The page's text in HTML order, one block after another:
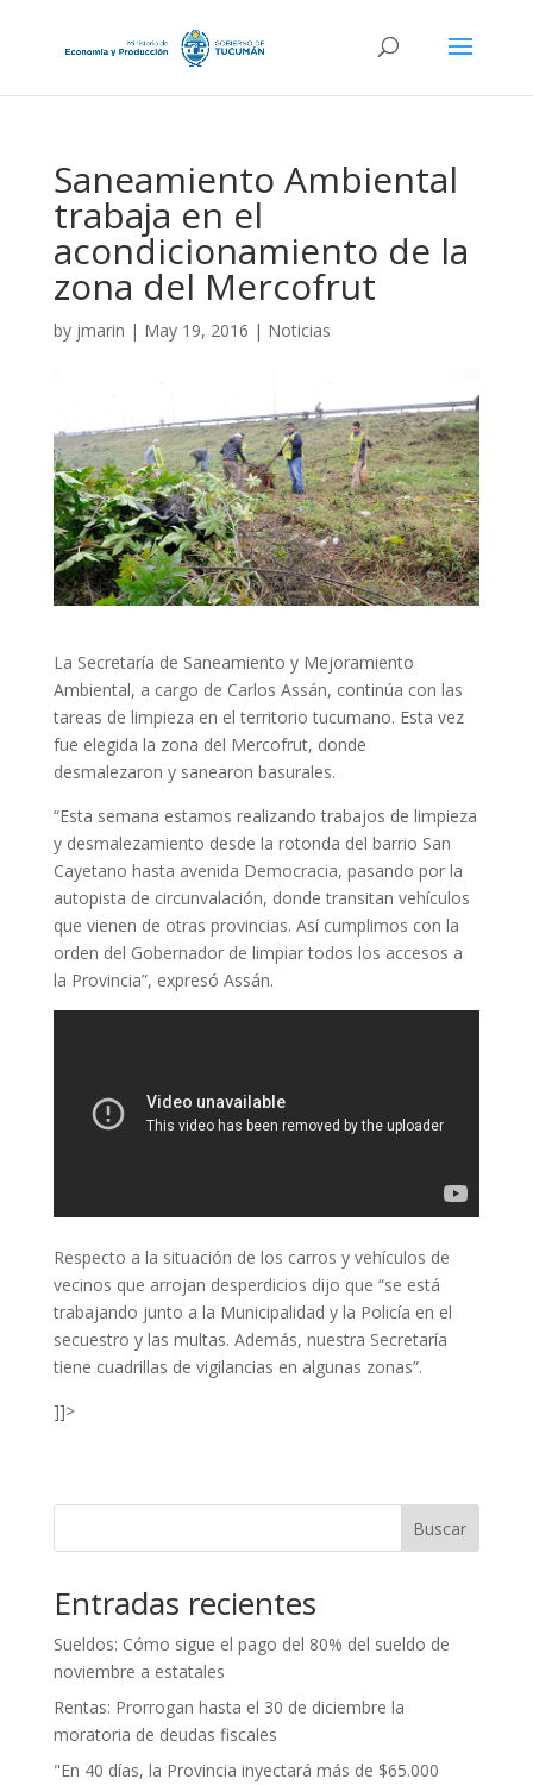
Saneamiento Ambiental
trabaja en el
acondicionamiento de la
zona del Mercofrut
by jmarin | May 19, 2016 | Noticias
La Secretaría de Saneamiento y Mejoramiento
Ambiental, a cargo de Carlos Assán, continúa con las
tareas de limpieza en el territorio tucumano. Esta vez
fue elegida la zona del Mercofrut, donde
desmalezaron y sanearon basurales.
“Esta semana estamos realizando trabajos de limpieza
y desmalezamiento desde la rotonda del barrio San
Cayetano hasta avenida Democracia, pasando por la
autopista de circunvalación, donde transitan vehículos
que vienen de otras provincias. Así cumplimos con la
orden del Gobernador de limpiar todos los accesos a
la Provincia”, expresó Assán.
Respecto a la situación de los carros y vehículos de
vecinos que arrojan desperdicios dijo que “se está
trabajando junto a la Municipalidad y la Policía en el
secuestro y las multas. Además, nuestra Secretaría
tiene cuadrillas de vigilancias en algunas zonas”.
]]>
Buscar
Entradas recientes
Sueldos: Cómo sigue el pago del 80% del sueldo de
noviembre a estatales
Rentas: Prorrogan hasta el 30 de diciembre la
moratoria de deudas fiscales
"En 40 días, la Provincia inyectará más de $65.000